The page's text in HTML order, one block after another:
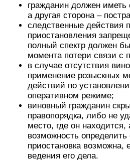
гражданин должен иметь
а другая сторона –
следственные действия
приостановления
полный спектр должен
момента потери связи с
в случае отсутствия
применение розыскных
действий по
оперативном режиме;
виновный гражданин
правопорядка, либо не
место, где он находится,
возможность определить
приостановка возможна,
ведения его дела.